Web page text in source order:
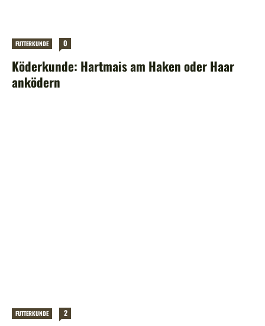
FUTTERKUNDE 0
Köderkunde: Hartmais am Haken oder Haar
anködern
FUTTERKUNDE 2